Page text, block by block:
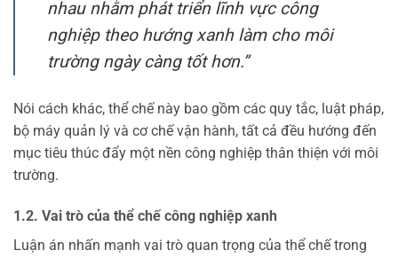
nhau nhằm phát triển lĩnh vực công
nghiệp theo hướng xanh làm cho môi
trường ngày càng tốt hơn.”
Nói cách khác, thể chế này bao gồm các quy tắc, luật pháp,
bộ máy quản lý và cơ chế vận hành, tất cả đều hướng đến
mục tiêu thúc đẩy một nền công nghiệp thân thiện với môi
trường.
1.2. Vai trò của thể chế công nghiệp xanh
Luận án nhấn mạnh vai trò quan trọng của thể chế trong